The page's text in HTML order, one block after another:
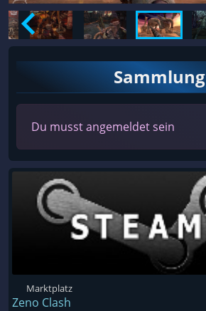
Sammlung
Du musst angemeldet sein
Marktplatz
Zeno Clash